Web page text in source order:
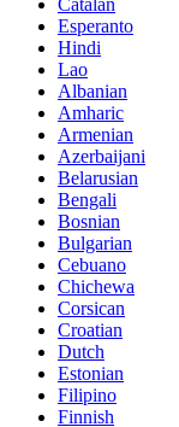
Esperanto
Hindi
Lao
Albanian
Amharic
Armenian
Azerbaijani
Belarusian
Bengali
Bosnian
Bulgarian
Cebuano
Chichewa
Corsican
Croatian
Dutch
Estonian
Filipino
Finnish